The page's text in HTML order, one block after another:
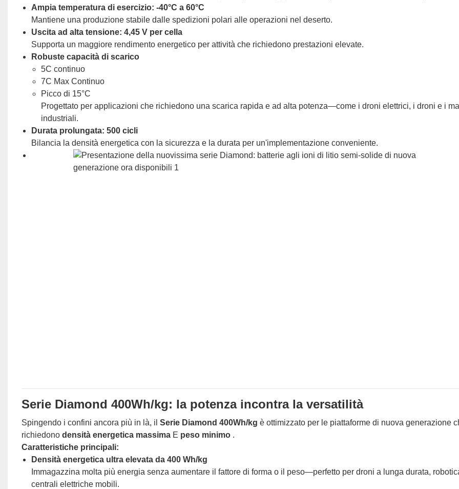
Ampia temperatura di esercizio: -40°C a 60°C
Mantiene una produzione stabile dalle spedizioni polari alle operazioni nel deserto.
Uscita ad alta tensione: 4,45 V per cella
Supporta un maggiore rendimento energetico per attività che richiedono prestazioni elevate.
Robuste capacità di scarico
5C continuo
7C Max Continuo
Picco di 15°C
Progettato per applicazioni che richiedono una scarica rapida e ad alta potenza—come i droni elettrici, i droni e i
industriali.
Durata prolungata: 500 cicli
Bilancia la densità energetica con la sicurezza e la durata per un'implementazione conveniente.
Serie Diamond 400Wh/kg: la potenza incontra la versatilità
Spingendo i confini ancora più in là, il Serie Diamond 400Wh/kg è ottimizzato per le piattaforme di nuova generazione
richiedono densità energetica massima E peso minimo .
Caratteristiche principali:
Densità energetica ultra elevata da 400 Wh/kg
Immagazzina molta più energia senza aumentare il fattore di forma o il peso—perfetto per droni a lunga durata,
centrali elettriche mobili.